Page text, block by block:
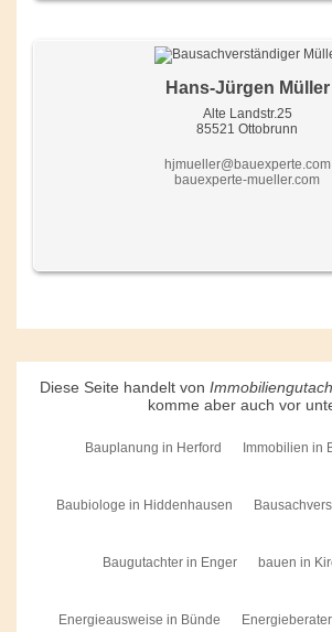
Hans-Jürgen Müller
Alte Landstr.25
85521 Ottobrunn
hjmueller@bauexperte.com
bauexperte-mueller.com
Diese Seite handelt von
komme aber auch vor
Bauplanung in Herford Immobilien in
Baubiologe in Hiddenhausen
Baugutachter in Enger bauen in
Energieausweise in Bünde